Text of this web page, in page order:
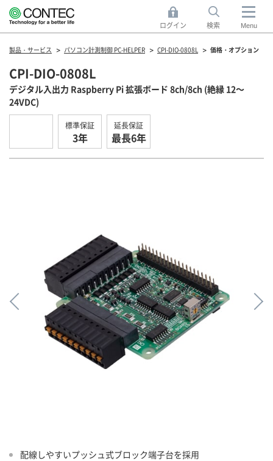
ログイン 検索 Menu
製品・サービス パソコン計測制御 PC-HELPER CPI-DIO-0808L 価格・オプション
CPI-DIO-0808L
デジタル入出力 Raspberry Pi 拡張ボード 8ch/8ch (絶縁 12～
24VDC)
標準保証
3年
延長保証
最長6年
配線しやすいプッシュ式ブロック端子台を採用